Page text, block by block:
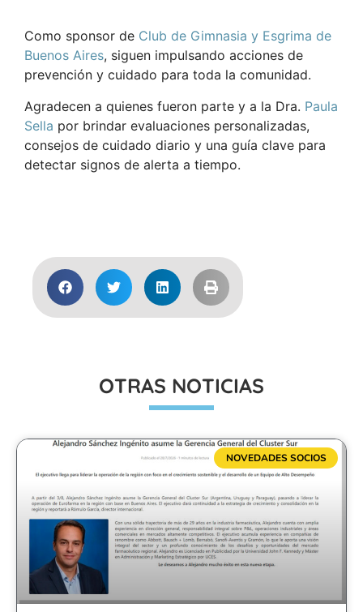
Como sponsor de Club de Gimnasia y Esgrima de
Buenos Aires, siguen impulsando acciones de
prevención y cuidado para toda la comunidad.
Agradecen a quienes fueron parte y a la Dra. Paula
Sella por brindar evaluaciones personalizadas,
consejos de cuidado diario y una guía clave para
detectar signos de alerta a tiempo.
OTRAS NOTICIAS
NOVEDADES SOCIOS